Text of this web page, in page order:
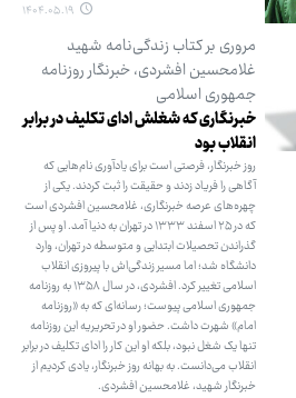
۱۴۰۴.۰۵.۱۹
مروری بر کتاب زندگی‌نامه شهید
غلامحسین افشردی، خبرنگار روزنامه
جمهوری اسلامی
خبرنگاری که شغلش ادای تکلیف در برابر
انقلاب بود
روز خبرنگار، فرصتی است برای یادآوری نام‌هایی که
آگاهی را فریاد زدند و حقیقت را ثبت کردند. یکی از
چهره‌های عرصه خبرنگاری، غلامحسین افشردی است
که در ۲۵ اسفند ۱۳۳۳ در تهران به دنیا آمد. او پس از
گذراندن تحصیلات ابتدایی و متوسطه در تهران، وارد
دانشگاه شد؛ اما مسیر زندگی‌اش با پیروزی انقلاب
اسلامی تغییر کرد. افشردی، در سال ۱۳۵۸ به روزنامه
جمهوری اسلامی پیوست؛ رسانه‌ای که به «روزنامه
امام» شهرت داشت. حضور او در تحریریه این روزنامه
تنها یک شغل نبود، بلکه او این کار را ادای تکلیف در برابر
انقلاب می‌دانست. به بهانه روز خبرنگار، یادی کردیم از
خبرنگار شهید، غلامحسین افشردی.